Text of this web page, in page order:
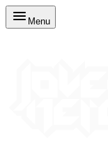
Menu